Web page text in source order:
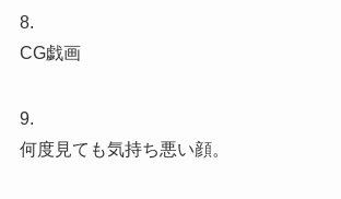
8.
CG戯画
9.
何度見ても気持ち悪い顔。